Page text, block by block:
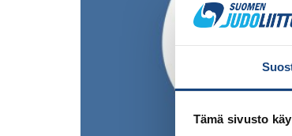
Tämä sivusto